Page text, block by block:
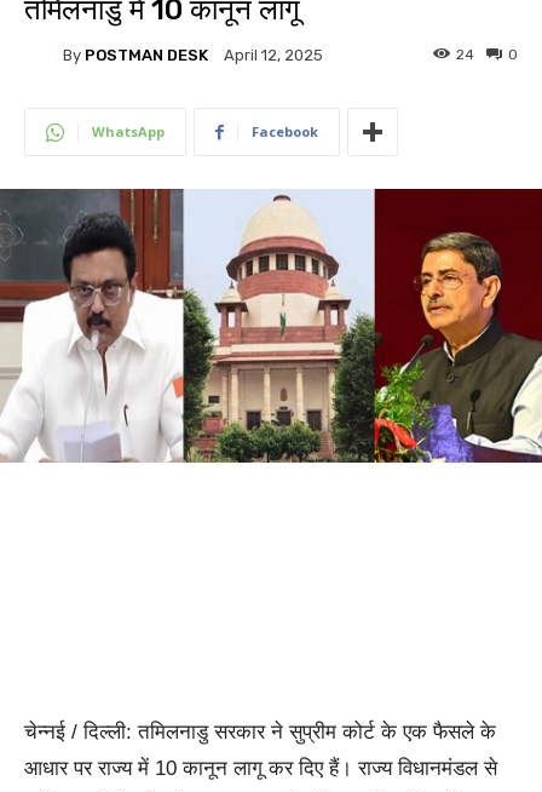
तमिलनाडु में 10 कानून लागू
By POSTMAN DESK April 12, 2025 0
24
WhatsApp Facebook
चेन्नई / दिल्ली: तमिलनाडु सरकार ने सुप्रीम कोर्ट के एक फैसले के
आधार पर राज्य में 10 कानून लागू कर दिए हैं। राज्य विधानमंडल से